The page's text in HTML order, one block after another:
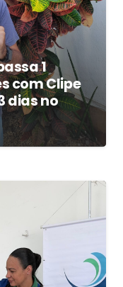
1
com Clipe
dias no